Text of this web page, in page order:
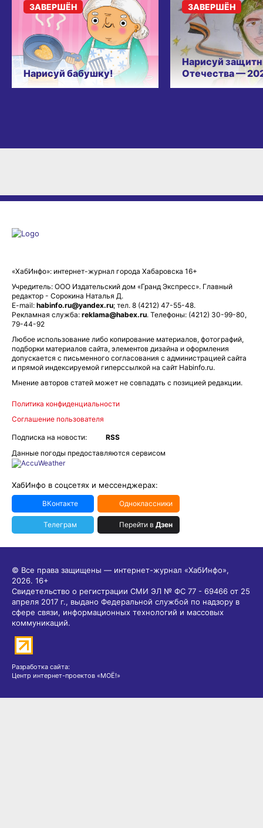
Нарисуй бабушку!
ЗАВЕРШЁН
Нарисуй
Отечества —
ЗАВЕРШЁН
«ХабИнфо»: интернет-журнал города Хабаровска 16+
Учредитель: ООО Издательский дом «Гранд Экспресс». Главный
редактор - Сорокина Наталья Д.
E-mail: habinfo.ru@yandex.ru; тел. 8 (4212) 47-55-48.
Рекламная служба: reklama@habex.ru. Телефоны: (4212) 30-99-80,
79-44-92
Любое использование либо копирование материалов, фотографий,
подборки материалов сайта, элементов дизайна и оформления
допускается с письменного согласования с администрацией сайта
и прямой индексируемой гиперссылкой на сайт Habinfo.ru.
Мнение авторов статей может не совпадать с позицией редакции.
Политика конфиденциальности
Соглашение пользователя
Подписка на новости:
RSS
Данные погоды предоставляются сервисом
ХабИнфо в соцсетях и мессенджерах:
ВКонтакте Одноклассники
Телеграм Перейти в Дзен
© Все права защищены — интернет-журнал «ХабИнфо»,
2026. 16+
Свидетельство о регистрации СМИ ЭЛ № ФС 77 - 69466 от 25
апреля 2017 г., выдано Федеральной службой по надзору в
сфере связи, информационных технологий и массовых
коммуникаций.
Разработка сайта:
Центр интернет-проектов «МОЁ!»